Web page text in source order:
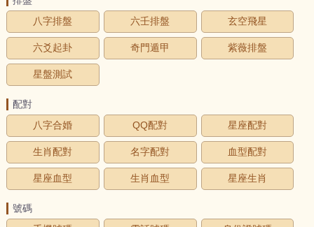
八字排盤
六壬排盤 玄空飛星
六爻起卦 奇門遁甲 紫薇排盤
星盤測試
配對
八字合婚
QQ配對 星座配對
生肖配對 名字配對 血型配對
星座血型 生肖血型 星座生肖
號碼